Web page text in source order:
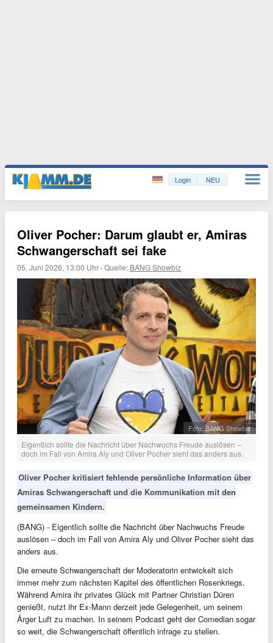
Login NEU
Oliver Pocher: Darum glaubt er, Amiras
Schwangerschaft sei fake
05. Juni 2026, 13:00 Uhr ·Quelle: BANG Showbiz
Foto: BANG Showbiz
Eigentlich sollte die Nachricht über Nachwuchs Freude auslösen –
doch im Fall von Amira Aly und Oliver Pocher sieht das anders aus.
Oliver Pocher kritisiert fehlende persönliche Information über
Amiras Schwangerschaft und die Kommunikation mit den
gemeinsamen Kindern.
(BANG) - Eigentlich sollte die Nachricht über Nachwuchs Freude
auslösen – doch im Fall von Amira Aly und Oliver Pocher sieht das
anders aus.
Die erneute Schwangerschaft der Moderatorin entwickelt sich
immer mehr zum nächsten Kapitel des öffentlichen Rosenkriegs.
Während Amira ihr privates Glück mit Partner Christian Düren
genießt, nutzt ihr Ex-Mann derzeit jede Gelegenheit, um seinem
Ärger Luft zu machen. In seinem Podcast geht der Comedian sogar
so weit, die Schwangerschaft öffentlich infrage zu stellen.